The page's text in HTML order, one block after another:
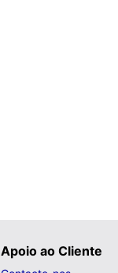
Apoio ao Cliente